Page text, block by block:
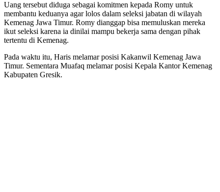
Uang tersebut diduga sebagai komitmen kepada Romy untuk
membantu keduanya agar lolos dalam seleksi jabatan di wilayah
Kemenag Jawa Timur. Romy dianggap bisa memuluskan mereka
ikut seleksi karena ia dinilai mampu bekerja sama dengan pihak
tertentu di Kemenag.
Pada waktu itu, Haris melamar posisi Kakanwil Kemenag Jawa
Timur. Sementara Muafaq melamar posisi Kepala Kantor Kemenag
Kabupaten Gresik.